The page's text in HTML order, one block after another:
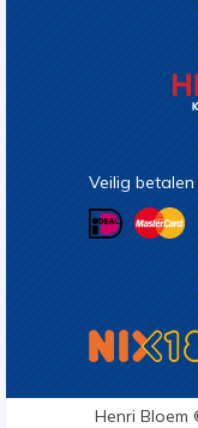
Veilig betalen
Henri Bloem